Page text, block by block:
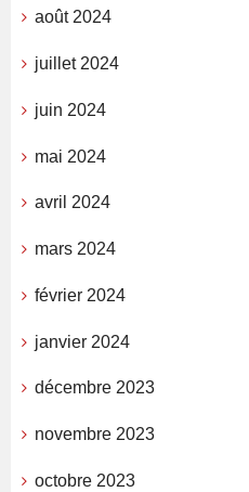
août 2024
juillet 2024
juin 2024
mai 2024
avril 2024
mars 2024
février 2024
janvier 2024
décembre 2023
novembre 2023
octobre 2023